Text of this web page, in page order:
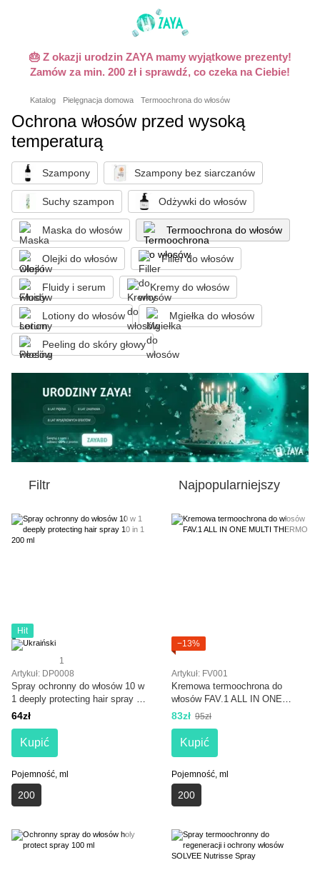
🎂 Z okazji urodzin ZAYA mamy wyjątkowe prezenty!
Zamów za min. 200 zł i sprawdź, co czeka na Ciebie!
Katalog Pielęgnacja domowa Termoochrona do włosów
Ochrona włosów przed wysoką
temperaturą
Szampony Szampony bez siarczanów
Suchy szampon Odżywki do włosów
Maska do włosów Termoochrona do włosów
Olejki do włosów Filler do włosów
Fluidy i serum Kremy do włosów
Lotiony do włosów Mgiełka do włosów
Peeling do skóry głowy
Filtr Najpopularniejszy
Hit
1
Artykuł: DP0008
Spray ochronny do włosów 10 w
1 deeply protecting hair spray 10
in 1 200 ml
64zł
Kupić
Pojemność, ml
200
−13%
Artykuł: FV001
Kremowa termoochrona do
włosów FAV.1 ALL IN ONE
MULTI THERMO
83zł 95zł
Kupić
Pojemność, ml
200